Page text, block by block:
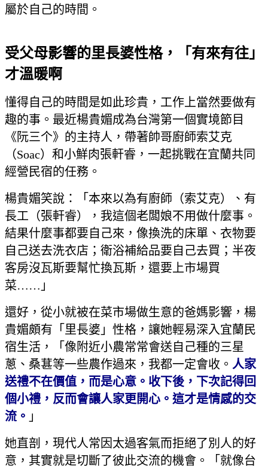
屬於自己的時間。
受父母影響的里長婆性格，「有來有往」
才溫暖啊
懂得自己的時間是如此珍貴，工作上當然要做有
趣的事。最近楊貴媚成為台灣第一個實境節目
《阮三个》的主持人，帶著帥哥廚師索艾克
（Soac）和小鮮肉張軒睿，一起挑戰在宜蘭共同
經營民宿的任務。
楊貴媚笑說：「本來以為有廚師（索艾克）、有
長工（張軒睿），我這個老闆娘不用做什麼事。
結果什麼事都要自己來，像換洗的床單、衣物要
自己送去洗衣店；衛浴補給品要自己去買；半夜
客房沒瓦斯要幫忙換瓦斯，還要上市場買
菜……」
還好，從小就被在菜市場做生意的爸媽影響，楊
貴媚頗有「里長婆」性格，讓她輕易深入宜蘭民
宿生活，「像附近小農常常會送自己種的三星
蔥、桑葚等一些農作過來，我都一定會收。 人家
送禮不在價值，而是心意。收下後，下次記得回
個小禮，反而會讓人家更開心。這才是情感的交
流。 」
她直剖，現代人常因太過客氣而拒絕了別人的好
意，其實就是切斷了彼此交流的機會。「就像台